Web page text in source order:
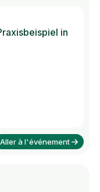
in
Aller à l'événement